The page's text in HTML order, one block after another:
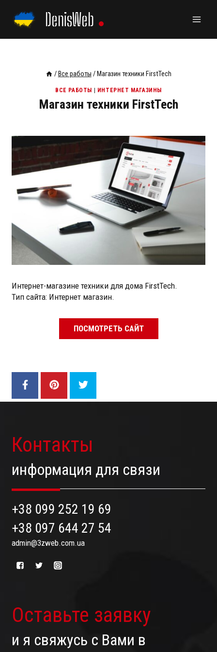
содержанию
DenisWeb
/Все работы /Магазин техники FirstTech
ВСЕ РАБОТЫ ИНТЕРНЕТ МАГАЗИНЫ
Магазин техники FirstTech
Интернет-магазине техники для дома FirstTech.
Тип сайта: Интернет магазин.
ПОСМОТРЕТЬ САЙТ
Контакты
информация для связи
+38 099 252 19 69
+38 097 644 27 54
admin@3zweb.com.ua
Оставьте заявку
и я свяжусь с Вами в